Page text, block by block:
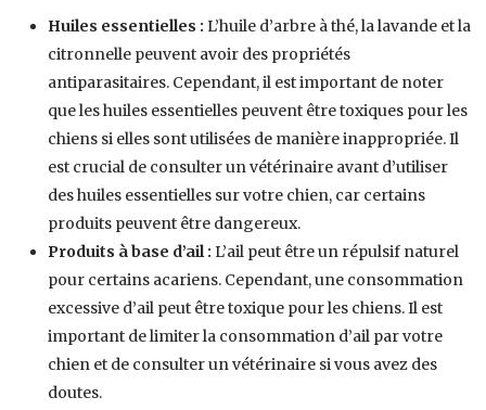
Huiles essentielles : L’huile d’arbre à thé, la lavande et la
citronnelle peuvent avoir des propriétés
antiparasitaires. Cependant, il est important de noter
que les huiles essentielles peuvent être toxiques pour les
chiens si elles sont utilisées de manière inappropriée. Il
est crucial de consulter un vétérinaire avant d’utiliser
des huiles essentielles sur votre chien, car certains
produits peuvent être dangereux.
Produits à base d’ail : L’ail peut être un répulsif naturel
pour certains acariens. Cependant, une consommation
excessive d’ail peut être toxique pour les chiens. Il est
important de limiter la consommation d’ail par votre
chien et de consulter un vétérinaire si vous avez des
doutes.